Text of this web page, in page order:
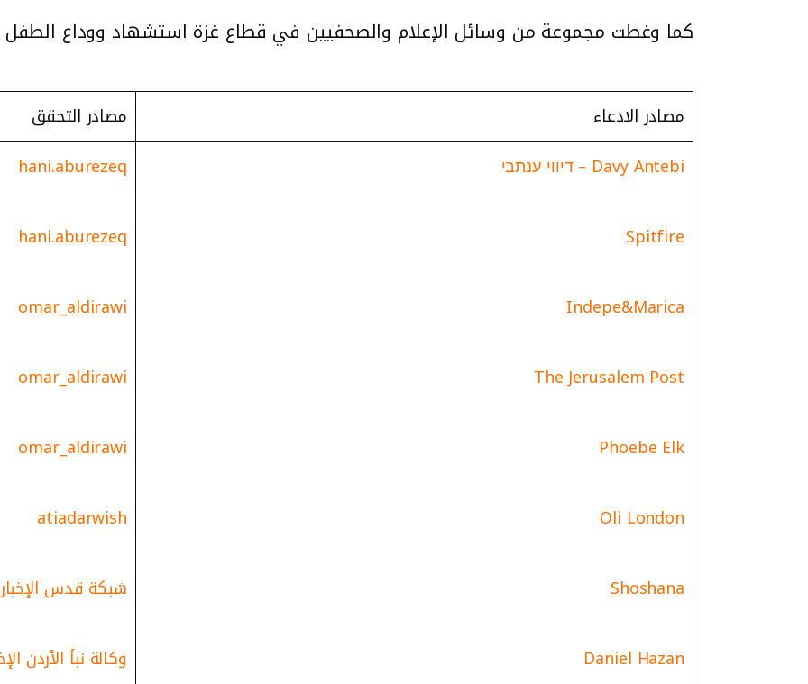
كما وغطت مجموعة من وسائل الإعلام والصحفيين في قطاع غزة استشهاد ووداع الطفل
مصادر الادعاء
مصادر التحقق
Davy Antebi – דיווי ענתבי
Spitfire
Indepe&Marica
The Jerusalem Post
Phoebe Elk
Oli London
Shoshana
Daniel Hazan
hani.aburezeq
hani.aburezeq
omar_aldirawi
omar_aldirawi
omar_aldirawi
atiadarwish
شبكة قدس
وكالة نبأ الأردن